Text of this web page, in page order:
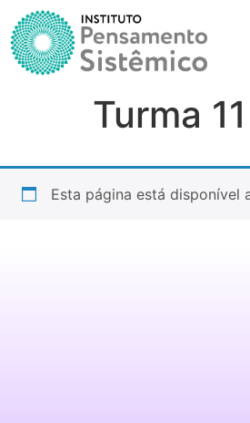
Turma
Esta página está disponível